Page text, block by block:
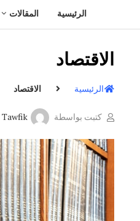
الرئيسية المقالات
الاقتصاد
الرئيسية الاقتصاد
كتبت بواسطة